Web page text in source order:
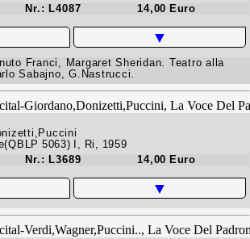
Nr.: L4087 14,00 Euro
▼
Franci, Margaret Sheridan. Teatro alla
Sabajno, G.Nastrucci.
5063) I, Ri, 1959
Nr.: L3689 14,00 Euro
▼